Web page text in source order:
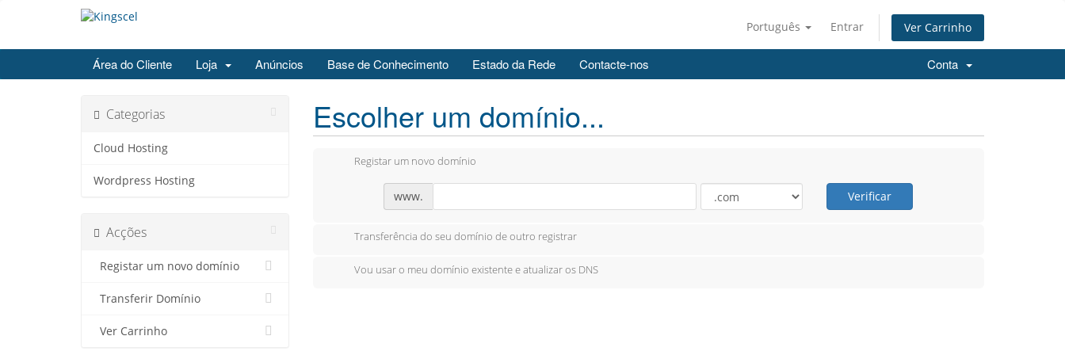
Português Entrar Ver Carrinho
Área do Cliente Loja Anúncios Base de Conhecimento Estado da Rede Contacte-nos Conta
Categorias
Cloud Hosting
Wordpress Hosting
Acções
Registar um novo domínio
Transferir Domínio
Ver Carrinho
Escolher um domínio...
Registar um novo domínio
www. Verificar
Transferência do seu domínio de outro registrar
Vou usar o meu domínio existente e atualizar os DNS